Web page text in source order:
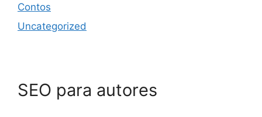
Contos
Uncategorized
SEO para autores